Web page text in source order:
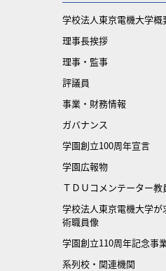
学校法人東京電機大学概
理事長挨拶
理事・監事
評議員
事業・財務情報
ガバナンス
学園創立100周年宣言
学園広報物
ＴＤＵコメンテーター教
学校法人東京電機大学が
術職員像
学園創立110周年記念事
系列校・関連機関